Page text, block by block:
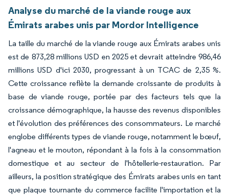
Analyse du marché de la viande rouge aux
Émirats arabes unis par Mordor Intelligence
La taille du marché de la viande rouge aux Émirats arabes unis
est de 873,28 millions USD en 2025 et devrait atteindre 986,46
millions USD d'ici 2030, progressant à un TCAC de 2,35 %.
Cette croissance reflète la demande croissante de produits à
base de viande rouge, portée par des facteurs tels que la
croissance démographique, la hausse des revenus disponibles
et l'évolution des préférences des consommateurs. Le marché
englobe différents types de viande rouge, notamment le bœuf,
l'agneau et le mouton, répondant à la fois à la consommation
domestique et au secteur de l'hôtellerie-restauration. Par
ailleurs, la position stratégique des Émirats arabes unis en tant
que plaque tournante du commerce facilite l'importation et la